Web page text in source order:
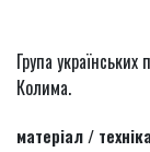
Група
Колима.
матеріал /